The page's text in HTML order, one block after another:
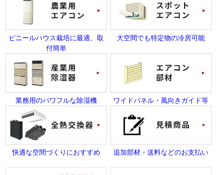
ビニールハウス栽培に最適、取
付簡単
大空間でも特定物の冷房可能
業務用のパワフルな除湿機 ワイドパネル・風向きガイド等
快適な空間づくりにおすすめ 追加部材・送料などのお支払い